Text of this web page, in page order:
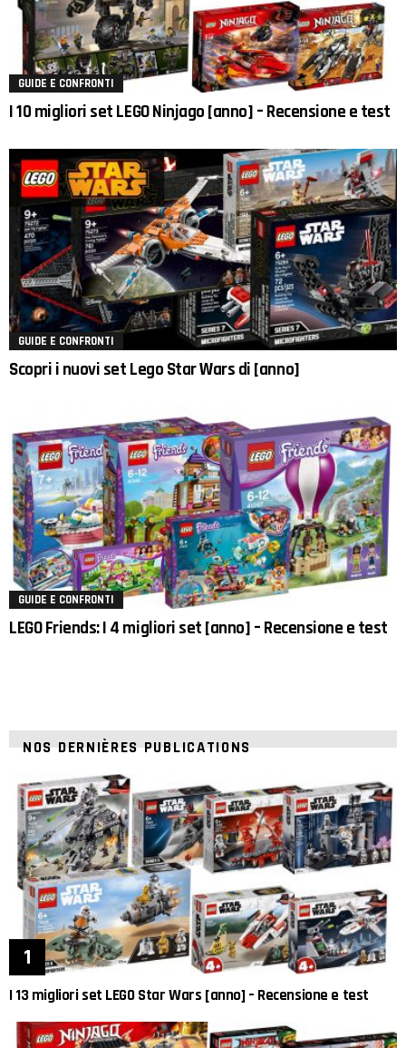
GUIDE E CONFRONTI
I 10 migliori set LEGO Ninjago [anno] – Recensione e test
GUIDE E CONFRONTI
Scopri i nuovi set Lego Star Wars di [anno]
GUIDE E CONFRONTI
LEGO Friends: I 4 migliori set [anno] – Recensione e test
NOS DERNIÈRES PUBLICATIONS
I 13 migliori set LEGO Star Wars [anno] – Recensione e test